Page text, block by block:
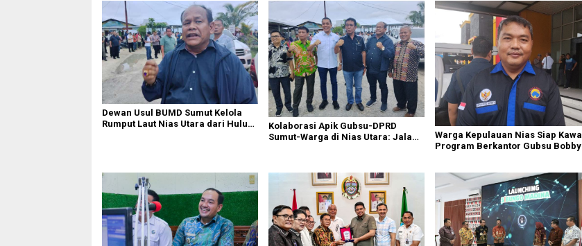
Dewan Usul BUMD Sumut Kelola
Rumput Laut Nias Utara dari Hulu
Kolaborasi Apik Gubsu-DPRD
Sumut-Warga di Nias Utara: Jalan
Warga Kepulauan Nias Siap Kawal
Program Berkantor Gubsu Bobby